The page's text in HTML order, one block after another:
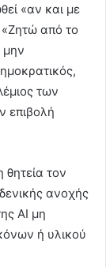
«αν και με
από το
μην
των
επιβολή
θητεία τον
ανοχής
ΑΙ μη
ή υλικού